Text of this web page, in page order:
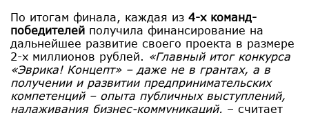
По итогам финала, каждая из 4-х команд-
победителей получила финансирование на
дальнейшее развитие своего проекта в размере
2-х миллионов рублей. «Главный итог конкурса
«Эврика! Концепт» – даже не в грантах, а в
получении и развитии предпринимательских
компетенций – опыта публичных выступлений,
налаживания бизнес-коммуникаций, – считает